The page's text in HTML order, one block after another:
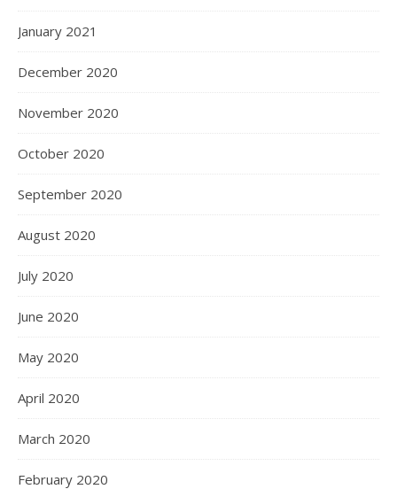
January 2021
December 2020
November 2020
October 2020
September 2020
August 2020
July 2020
June 2020
May 2020
April 2020
March 2020
February 2020